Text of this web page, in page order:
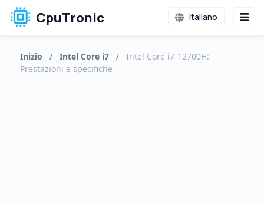
CpuTronic Italiano
Inizio / Intel Core i7 /
Intel Core i7-12700H:
Prestazioni e specifiche